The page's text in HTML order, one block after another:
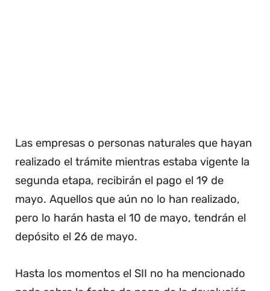
Las empresas o personas naturales que hayan
realizado el trámite mientras estaba vigente la
segunda etapa, recibirán el pago el 19 de
mayo. Aquellos que aún no lo han realizado,
pero lo harán hasta el 10 de mayo, tendrán el
depósito el 26 de mayo.
Hasta los momentos el SII no ha mencionado